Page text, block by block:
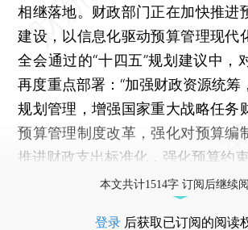
相继落地。财政部门正在加快推进
建设，以信息化驱动预算管理现代
全会通过的“十四五”规划建议中，
再度重点部署：“加强财政资源统筹
规划管理，增强国家重大战略任务
预算管理制度改革，强化对预算编
推进财政支出标准化，强化预算约
本文共计1514字 订阅后继续
登录 后获取已订阅的阅读